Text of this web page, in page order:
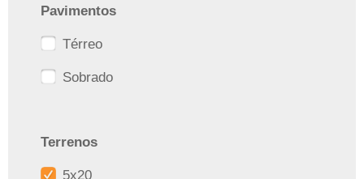
Pavimentos
Térreo
Sobrado
Terrenos
5x20